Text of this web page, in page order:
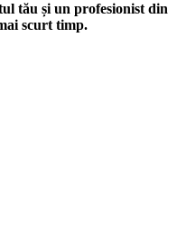
tău și un profesionist din
scurt timp.